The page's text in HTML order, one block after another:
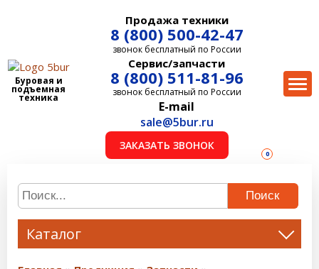
Буровая и
подъемная
техника
Продажа техники
8 (800) 500-42-47
звонок бесплатный по России
Сервис/запчасти
8 (800) 511-81-96
звонок бесплатный по России
E-mail
sale@5bur.ru
ЗАКАЗАТЬ ЗВОНОК
0
Поиск
Каталог